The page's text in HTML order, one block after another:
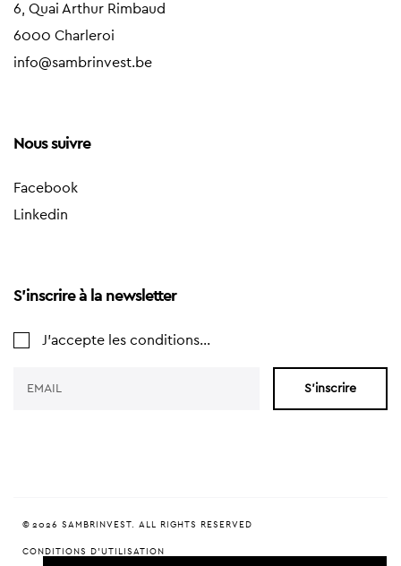
6, Quai Arthur Rimbaud
6000 Charleroi
info@sambrinvest.be
Nous suivre
Facebook
Linkedin
S'inscrire à la newsletter
J'accepte les conditions...
S'inscrire
© 2026 SAMBRINVEST. ALL RIGHTS RESERVED
CONDITIONS D'UTILISATION